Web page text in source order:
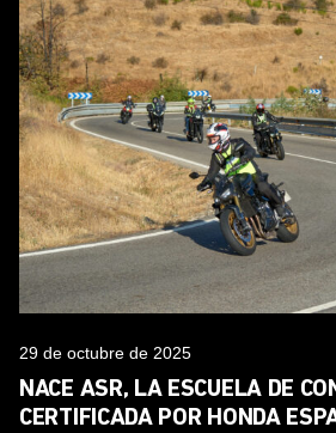
29 de octubre de 2025
NACE ASR, LA ESCUELA DE
CERTIFICADA POR HONDA